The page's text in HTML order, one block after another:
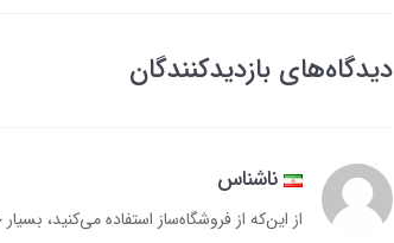
دیدگاه‌های بازدیدکنندگان
ناشناس
از این‌که از فروشگاه‌ساز استفاده می‌کنید،